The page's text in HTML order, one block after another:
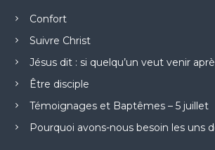
Confort
Suivre Christ
Jésus dit : si quelqu’un veut venir
Être disciple
Témoignages et Baptêmes – 5 juillet
Pourquoi avons-nous besoin les uns